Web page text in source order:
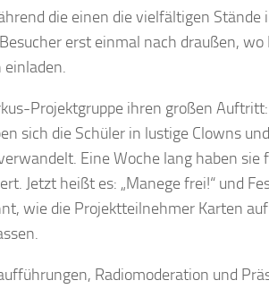
die einen die vielfältigen Stände
erst einmal nach draußen,
einladen.
Projektgruppe ihren großen
sich die Schüler in lustige Clowns
Eine Woche lang haben sie
Jetzt heißt es: „Manege frei!“ und
wie die Projektteilnehmer Karten
Radiomoderation und